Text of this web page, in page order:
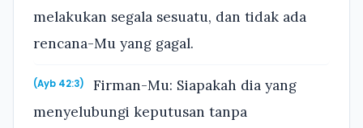
melakukan segala sesuatu, dan tidak ada
rencana-Mu yang gagal.
(Ayb 42:3)
Firman-Mu: Siapakah dia yang
menyelubungi keputusan tanpa